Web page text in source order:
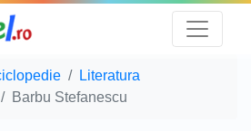
Literatura
Barbu Stefanescu